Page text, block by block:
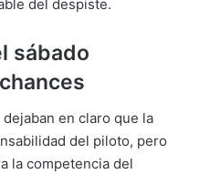
del despiste.
sábado
en claro que la
del piloto, pero
la competencia del